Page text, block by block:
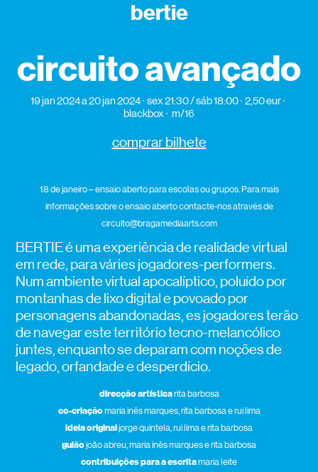
bertie
circuito avançado
19 jan 2024a 20 jan 2024 sex 21:30 / sáb 18:00 2,50 eur
blackbox
m/16
comprar bilhete
18 de janeiro – ensaio aberto para escolas ou grupos. Para mais
informações sobre o ensaio aberto contacte-nos através de
circuito@bragamediaarts.com
BERTIE é uma experiência de realidade virtual
em rede, para váries jogadores-performers.
Num ambiente virtual apocalíptico, poluído por
montanhas de lixo digital e povoado por
personagens abandonadas, es jogadores terão
de navegar este território tecno-melancólico
juntes, enquanto se deparam com noções de
legado, orfandade e desperdício.
direcção artísticarita barbosa
co-criaçãomaria inês marques, rita barbosa e rui lima
ideia originaljorge quintela, rui lima e rita barbosa
guiãojoão abreu, maria inês marques e rita barbosa
contribuições para a escritamaria leite